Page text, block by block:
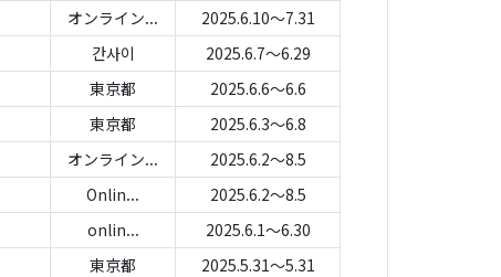
オンライン...
2025.6.10～7.31
간사이
2025.6.7～6.29
東京都
2025.6.6～6.6
東京都
2025.6.3～6.8
オンライン...
2025.6.2～8.5
Onlin...
2025.6.2～8.5
onlin...
2025.6.1～6.30
東京都
2025.5.31～5.31